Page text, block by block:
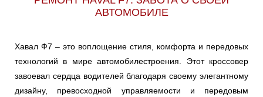
АВТОМОБИЛЕ
Хавал Ф7 – это воплощение стиля, комфорта и передовых
технологий в мире автомобилестроения. Этот кроссовер
завоевал сердца водителей благодаря своему элегантному
дизайну, превосходной управляемости и передовым